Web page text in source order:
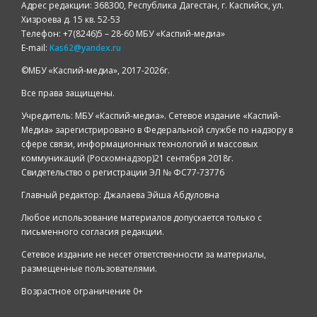
Адрес редакции: 368300, Республика Дагестан, г. Каспийск, ул.
Хизроева д. 15 кв. 52-53
Телефон: +7(8246)5 – 28-60 МБУ «Каспий-медиа»
E-mail: Kas62@yandex.ru
©️МБУ «Каспий-медиа», 2017-2026г.
Все права защищены.
Учредитель: МБУ «Каспий-медиа». Сетевое издание «Каспий-
Медиа» зарегистрировано в Федеральной службе по надзору в
сфере связи, информационных технологий и массовых
коммуникаций (Роскомнадзор)21 сентября 2018г.
Свидетельство о регистрации ЭЛ № ФС77-73776
Главный редактор: Джалаева Эйша Абдуловна
Любое использование материалов допускается только с
письменного согласия редакции.
Сетевое издание не несет ответственности за материалы,
размещенные пользователями.
Возрастное ограничение 0+